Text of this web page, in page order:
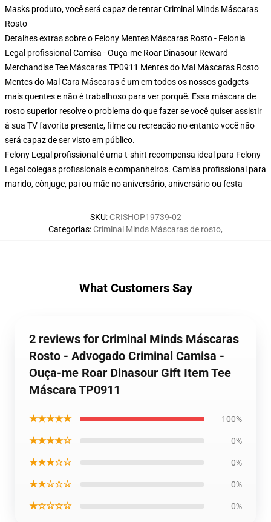
Masks produto, você será capaz de tentarCriminal Minds Máscaras
Rosto
Detalhes extras sobre o Felony Mentes Máscaras Rosto - Felonia
Legal profissional Camisa - Ouça-me Roar Dinasour Reward
Merchandise Tee Máscaras TP0911 Mentes do Mal Máscaras Rosto
Mentes do Mal Cara Máscaras é um em todos os nossos gadgets
mais quentes e não é trabalhoso para ver porquê. Essa máscara de
rosto superior resolve o problema do que fazer se você quiser assistir
à sua TV favorita presente, filme ou recreação no entanto você não
será capaz de ser visto em público.
Felony Legal profissional é uma t-shirt recompensa ideal para Felony
Legal colegas profissionais e companheiros. Camisa profissional para
marido, cônjuge, pai ou mãe no aniversário, aniversário ou festa
SKU: CRISHOP19739-02
Categorias: Criminal Minds Máscaras de rosto,
What Customers Say
2 reviews for Criminal Minds Máscaras
Rosto - Advogado Criminal Camisa -
Ouça-me Roar Dinasour Gift Item Tee
Máscara TP0911
★★★★★ 100%
★★★★☆ 0%
★★★☆☆ 0%
★★☆☆☆ 0%
★☆☆☆☆ 0%